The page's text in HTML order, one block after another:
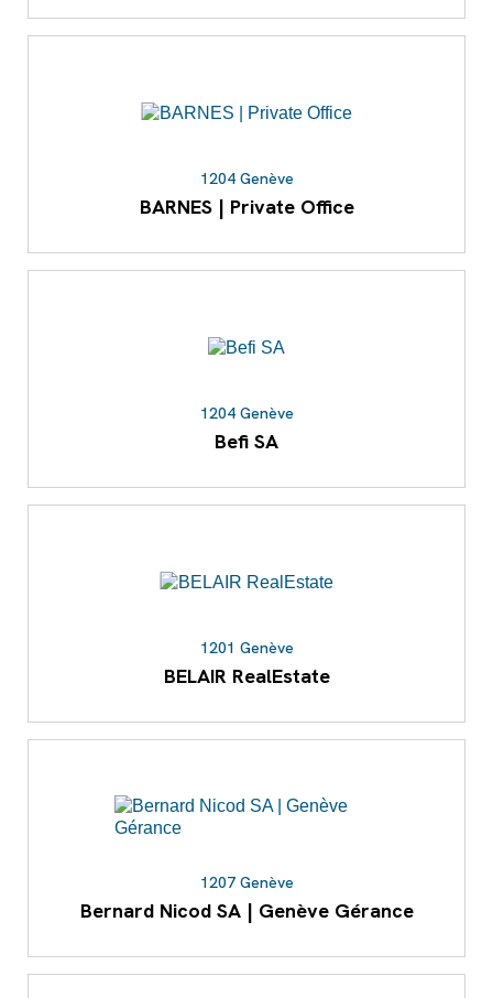
1204 Genève
BARNES | Private Office
1204 Genève
Befi SA
1201 Genève
BELAIR RealEstate
1207 Genève
Bernard Nicod SA | Genève Gérance